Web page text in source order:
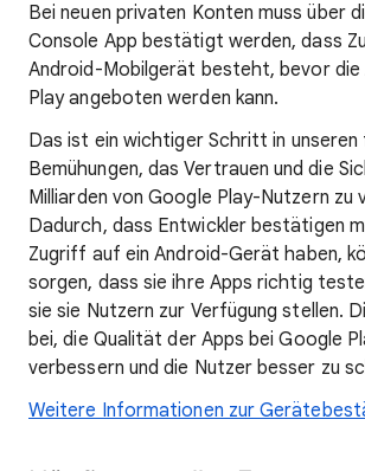
Bei neuen privaten Konten muss über
Console App bestätigt werden, dass
Android-Mobilgerät besteht, bevor die
Play angeboten werden kann.
Das ist ein wichtiger Schritt in
Bemühungen, das Vertrauen und die
Milliarden von Google Play-Nutzern zu
Dadurch, dass Entwickler bestätigen
Zugriff auf ein Android-Gerät haben,
sorgen, dass sie ihre Apps richtig
sie sie Nutzern zur Verfügung stellen.
bei, die Qualität der Apps bei Google
verbessern und die Nutzer besser zu
Weitere Informationen zur